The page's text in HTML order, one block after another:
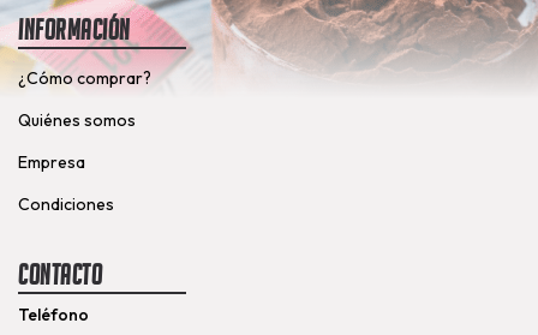
Información
¿Cómo comprar?
Quiénes somos
Empresa
Condiciones
Contacto
Teléfono